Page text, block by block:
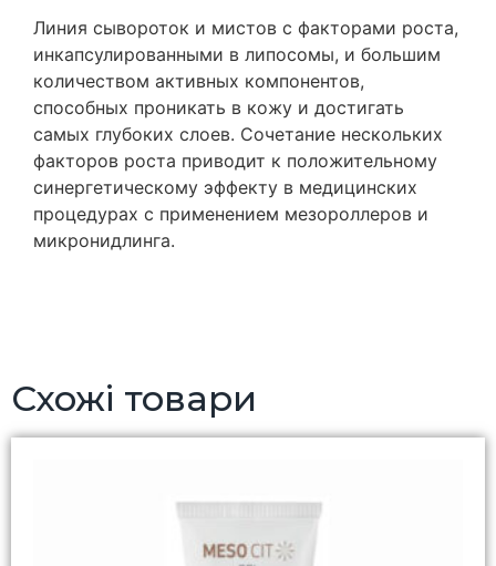
Линия сывороток и мистов с факторами роста,
инкапсулированными в липосомы, и большим
количеством активных компонентов,
способных проникать в кожу и достигать
самых глубоких слоев. Сочетание нескольких
факторов роста приводит к положительному
синергетическому эффекту в медицинских
процедурах с применением мезороллеров и
микронидлинга.
Схожі товари